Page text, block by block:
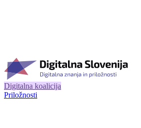
Digitalna koalicija
Priložnosti